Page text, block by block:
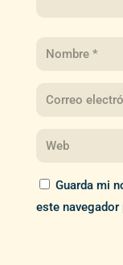
Guarda mi
este